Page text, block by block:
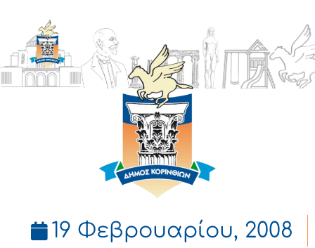
ΔΗΜΟΣ
ΚΟΡΙΝΘΙΩΝ
19 Φεβρουαρίου, 2008